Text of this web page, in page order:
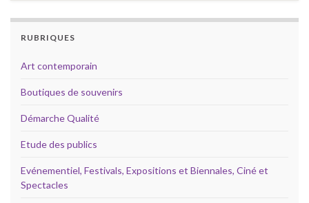
RUBRIQUES
Art contemporain
Boutiques de souvenirs
Démarche Qualité
Etude des publics
Evénementiel, Festivals, Expositions et Biennales, Ciné et
Spectacles